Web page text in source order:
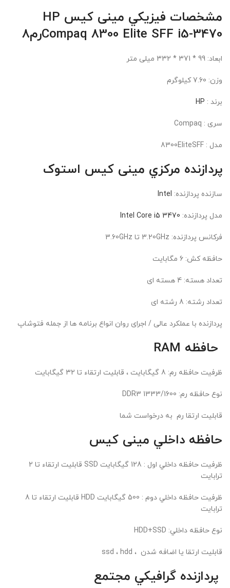
مشخصات فيزيکي مینی کیس HP
Compaq 8300 Elite SFF i5-3470رم8
ابعاد: 99 * 371 * 332 میلی متر
وزن: 7.60 کیلوگرم
برند : HP
سری : Compaq
مدل : 8300EliteSFF
پردازنده مرکزي مینی کیس استوک
سازنده پردازنده: Intel
مدل پردازنده: Intel Core i5 3470
فرکانس پردازنده: 3.20GHz تا 3.60GHz
حافظه کش: 6 مگابايت
تعداد هسته: 4 هسته ای
تعداد رشته: 8 رشته ای
پردازنده با عملکرد عالی / اجرای روان انواع برنامه ها از جمله فتوشاپ
حافظه RAM
ظرفيت حافظه رم: 8 گیگابایت ، قابلیت ارتقاء تا 32 گیگابایت
نوع حافظه رم: DDR3 1333/1600
قابلیت ارتقا رم به درخواست شما
حافظه داخلي مینی کیس
ظرفيت حافظه داخلي اول : 128 گیگابایت SSD قابلیت ارتقاء تا 2
ترابایت
ظرفيت حافظه داخلي دوم : 500 گیگابایت HDD قابلیت ارتقاء تا 8
ترابایت
نوع حافظه داخلي: HDD+SSD
قابلیت ارتقا یا اضافه شدن ، ssd ، hdd
پردازنده گرافيکي مجتمع